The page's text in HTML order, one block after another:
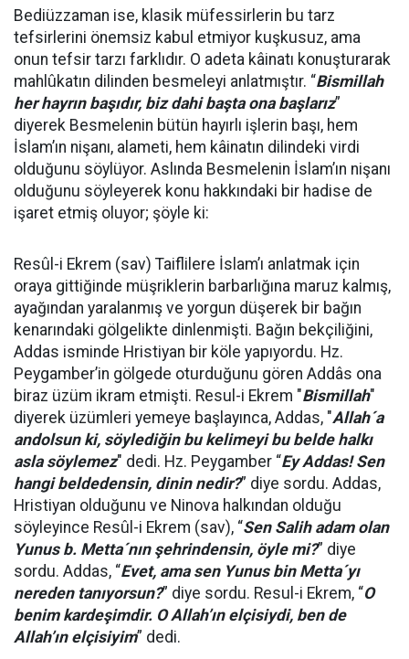
Bediüzzaman ise, klasik müfessirlerin bu tarz
tefsirlerini önemsiz kabul etmiyor kuşkusuz, ama
onun tefsir tarzı farklıdır. O adeta kâinatı konuşturarak
mahlûkatın dilinden besmeleyi anlatmıştır. “Bismillah
her hayrın başıdır, biz dahi başta ona başlarız”
diyerek Besmelenin bütün hayırlı işlerin başı, hem
İslam’ın nişanı, alameti, hem kâinatın dilindeki virdi
olduğunu söylüyor. Aslında Besmelenin İslam’ın nişanı
olduğunu söyleyerek konu hakkındaki bir hadise de
işaret etmiş oluyor; şöyle ki:
Resûl-i Ekrem (sav) Taiflilere İslam’ı anlatmak için
oraya gittiğinde müşriklerin barbarlığına maruz kalmış,
ayağından yaralanmış ve yorgun düşerek bir bağın
kenarındaki gölgelikte dinlenmişti. Bağın bekçiliğini,
Addas isminde Hristiyan bir köle yapıyordu. Hz.
Peygamber’in gölgede oturduğunu gören Addâs ona
biraz üzüm ikram etmişti. Resul-i Ekrem "Bismillah"
diyerek üzümleri yemeye başlayınca, Addas, "Allah´a
andolsun ki, söylediğin bu kelimeyi bu belde halkı
asla söylemez" dedi. Hz. Peygamber “Ey Addas! Sen
hangi beldedensin, dinin nedir?” diye sordu. Addas,
Hristiyan olduğunu ve Ninova halkından olduğu
söyleyince Resûl-i Ekrem (sav), “Sen Salih adam olan
Yunus b. Metta´nın şehrindensin, öyle mi?” diye
sordu. Addas, “Evet, ama sen Yunus bin Metta´yı
nereden tanıyorsun?” diye sordu. Resul-i Ekrem, “O
benim kardeşimdir. O Allah’ın elçisiydi, ben de
Allah’ın elçisiyim” dedi.